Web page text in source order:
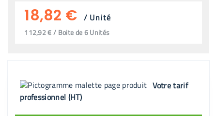
18,82 € / Unité
112,92 € / Boite de 6 Unités
Votre tarif
professionnel (HT)